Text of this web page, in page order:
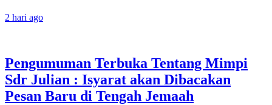
2 hari ago
Pengumuman Terbuka Tentang Mimpi
Sdr Julian : Isyarat akan Dibacakan
Pesan Baru di Tengah Jemaah